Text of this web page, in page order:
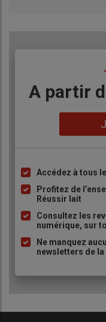
Body
A partir
Liste
à
puce
Accédez à tous
Profitez de
Réussir lait
Consultez les
numérique, sur
Ne manquez
newsletters de